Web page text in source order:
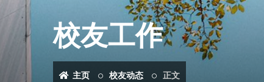
校友工作
主页 校友动态 正文